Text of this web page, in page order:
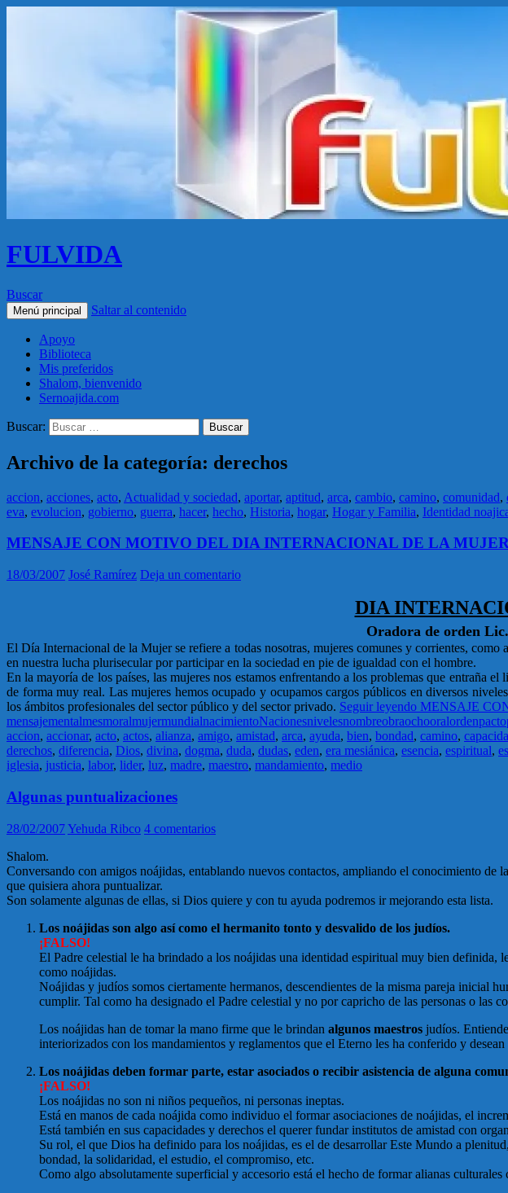
FULVIDA
Buscar
Menú principal Saltar al contenido
Apoyo
Biblioteca
Mis preferidos
Shalom, bienvenido
Sernoajida.com
Buscar:
Archivo de la categoría: derechos
accion, acciones, acto, Actualidad y sociedad, aportar, aptitud, arca, cambio, camino, comunidad,
eva, evolucion, gobierno, guerra, hacer, hecho, Historia, hogar, Hogar y Familia, Identidad
MENSAJE CON MOTIVO DEL DIA INTERNACIONAL DE LA
18/03/2007 José Ramírez Deja un comentario
DIA
Oradora de orden
El Día Internacional de la Mujer se refiere a todas nosotras, mujeres comunes y corrientes,
en nuestra lucha plurisecular por participar en la sociedad en pie de igualdad con el hombre.
En la mayoría de los países, las mujeres nos estamos enfrentando a los problemas que entraña
de forma muy real. Las mujeres hemos ocupado y ocupamos cargos públicos en diversos
los ámbitos profesionales del sector público y del sector privado. Seguir leyendo MENSAJE
mensajementalmesmoralmujermundialnacimientoNacionesnivelesnombreobraochooralordenpacto
accion, accionar, acto, actos, alianza, amigo, amistad, arca, ayuda, bien, bondad, camino,
derechos, diferencia, Dios, divina, dogma, duda, dudas, eden, era mesiánica, esencia, espiritual,
iglesia, justicia, labor, lider, luz, madre, maestro, mandamiento, medio
Algunas puntualizaciones
28/02/2007Yehuda Ribco 4 comentarios
Shalom.
Conversando con amigos noájidas, entablando nuevos contactos, ampliando el conocimiento de
que quisiera ahora puntualizar.
Son solamente algunas de ellas, si Dios quiere y con tu ayuda podremos ir mejorando esta lista.
Los noájidas son algo así como el hermanito tonto y desvalido de los judíos.
¡FALSO!
El Padre celestial le ha brindado a los noájidas una identidad espiritual muy bien definida,
como noájidas.
Noájidas y judíos somos ciertamente hermanos, descendientes de la misma pareja inicial
cumplir. Tal como ha designado el Padre celestial y no por capricho de las personas o las
Los noájidas han de tomar la mano firme que le brindan algunos maestros judíos.
interiorizados con los mandamientos y reglamentos que el Eterno les ha conferido y
Los noájidas deben formar parte, estar asociados o recibir asistencia de alguna
¡FALSO!
Los noájidas no son ni niños pequeños, ni personas ineptas.
Está en manos de cada noájida como individuo el formar asociaciones de noájidas, el
Está también en sus capacidades y derechos el querer fundar institutos de amistad con
Su rol, el que Dios ha definido para los noájidas, es el de desarrollar Este Mundo a
bondad, la solidaridad, el estudio, el compromiso, etc.
Como algo absolutamente superficial y accesorio está el hecho de formar alianas